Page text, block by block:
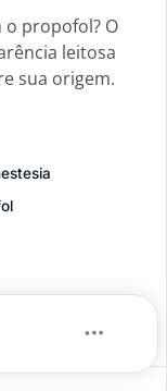
o propofol? O
leitosa
sua origem.